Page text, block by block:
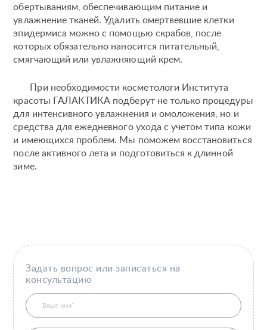
обертываниям, обеспечивающим питание и
увлажнение тканей. Удалить омертвевшие клетки
эпидермиса можно с помощью скрабов, после
которых обязательно наносится питательный,
смягчающий или увлажняющий крем.
При необходимости косметологи Института
красоты ГАЛАКТИКА подберут не только процедуры
для интенсивного увлажнения и омоложения, но и
средства для ежедневного ухода с учетом типа кожи
и имеющихся проблем. Мы поможем восстановиться
после активного лета и подготовиться к длинной
зиме.
Задать вопрос или записаться на
консультацию